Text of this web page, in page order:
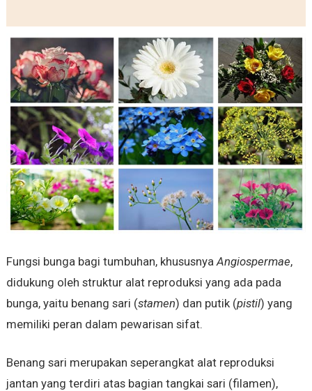
Fungsi bunga bagi tumbuhan, khususnya Angiospermae,
didukung oleh struktur alat reproduksi yang ada pada
bunga, yaitu benang sari (stamen) dan putik (pistil) yang
memiliki peran dalam pewarisan sifat.
Benang sari merupakan seperangkat alat reproduksi
jantan yang terdiri atas bagian tangkai sari (filamen),